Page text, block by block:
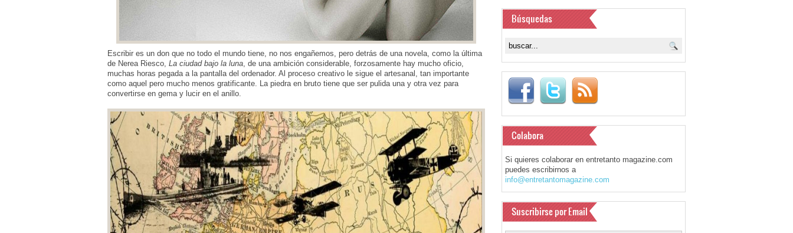
Escribir es un don que no todo el mundo tiene, no nos engañemos, pero detrás de una novela, como la última
de Nerea Riesco, La ciudad bajo la luna , de una ambición considerable, forzosamente hay mucho oficio,
muchas horas pegada a la pantalla del ordenador. Al proceso creativo le sigue el artesanal, tan importante
como aquel pero mucho menos gratificante. La piedra en bruto tiene que ser pulida una y otra vez para
convertirse en gema y lucir en el anillo.
Búsquedas
Colabora
Si quieres colaborar en entretanto magazine.com
puedes escribirnos a
info@entretantomagazine.com
Suscribirse por Email